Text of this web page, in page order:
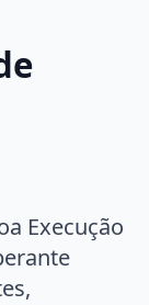
Execução